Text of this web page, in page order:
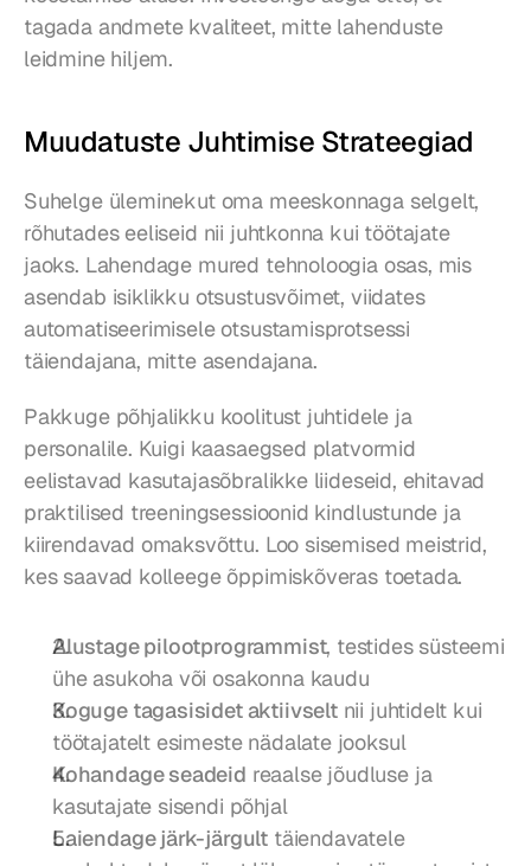
tagada andmete kvaliteet, mitte lahenduste
leidmine hiljem.
Muudatuste Juhtimise Strateegiad
Suhelge üleminekut oma meeskonnaga selgelt,
rõhutades eeliseid nii juhtkonna kui töötajate
jaoks. Lahendage mured tehnoloogia osas, mis
asendab isiklikku otsustusvõimet, viidates
automatiseerimisele otsustamisprotsessi
täiendajana, mitte asendajana.
Pakkuge põhjalikku koolitust juhtidele ja
personalile. Kuigi kaasaegsed platvormid
eelistavad kasutajasõbralikke liideseid, ehitavad
praktilised treeningsessioonid kindlustunde ja
kiirendavad omaksvõttu. Loo sisemised meistrid,
kes saavad kolleege õppimiskõveras toetada.
Alustage pilootprogrammist, testides süsteemi
ühe asukoha või osakonna kaudu
Koguge tagasisidet aktiivselt nii juhtidelt kui
töötajatelt esimeste nädalate jooksul
Kohandage seadeid reaalse jõudluse ja
kasutajate sisendi põhjal
Laiendage järk-järgult täiendavatele